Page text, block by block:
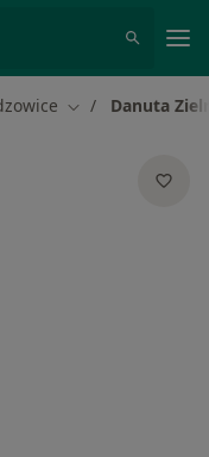
Zmień miasto
Danuta